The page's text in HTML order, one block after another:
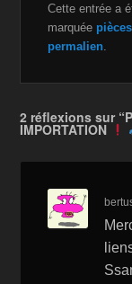
c
e
b
o
o
k
tt
Cette entrée a
marquée
permalien
2 réflexions sur
IMPORTATION